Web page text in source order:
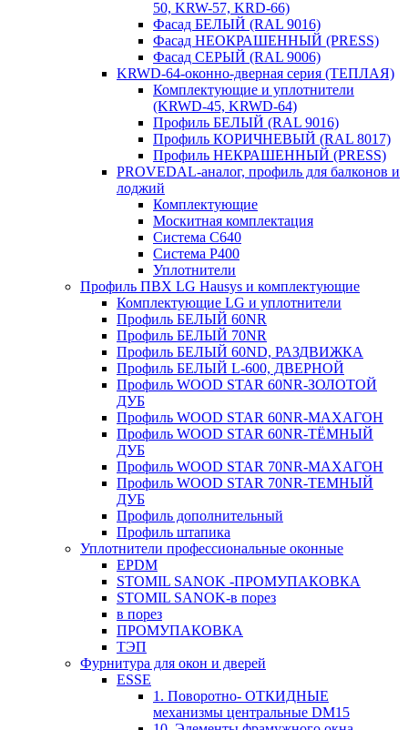
50, KRW-57, KRD-66)
Фасад БЕЛЫЙ (RAL 9016)
Фасад НЕОКРАШЕННЫЙ (PRESS)
Фасад СЕРЫЙ (RAL 9006)
KRWD-64-оконно-дверная серия (ТЕПЛАЯ)
Комплектующие и уплотнители
(KRWD-45, KRWD-64)
Профиль БЕЛЫЙ (RAL 9016)
Профиль КОРИЧНЕВЫЙ (RAL 8017)
Профиль НЕКРАШЕННЫЙ (PRESS)
PROVEDAL-аналог, профиль для балконов и
лоджий
Комплектующие
Москитная комплектация
Система C640
Система P400
Уплотнители
Профиль ПВХ LG Hausys и комплектующие
Комплектующие LG и уплотнители
Профиль БЕЛЫЙ 60NR
Профиль БЕЛЫЙ 70NR
Профиль БЕЛЫЙ 60ND, РАЗДВИЖКА
Профиль БЕЛЫЙ L-600, ДВЕРНОЙ
Профиль WOOD STAR 60NR-ЗОЛОТОЙ
ДУБ
Профиль WOOD STAR 60NR-МАХАГОН
Профиль WOOD STAR 60NR-ТЁМНЫЙ
ДУБ
Профиль WOOD STAR 70NR-МАХАГОН
Профиль WOOD STAR 70NR-ТЕМНЫЙ
ДУБ
Профиль дополнительный
Профиль штапика
Уплотнители профессиональные оконные
EPDM
STOMIL SANOK -ПРОМУПАКОВКА
STOMIL SANOK-в порез
в порез
ПРОМУПАКОВКА
ТЭП
Фурнитура для окон и дверей
ESSE
1. Поворотно- ОТКИДНЫЕ
механизмы центральные DM15